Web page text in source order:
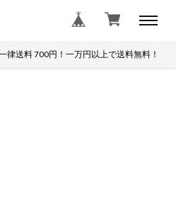
円！一万円以上で送料無料！